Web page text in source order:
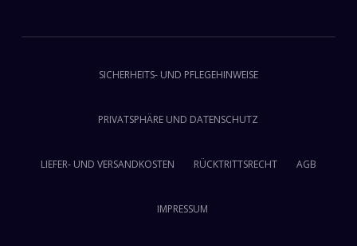
SICHERHEITS- UND PFLEGEHINWEISE
PRIVATSPHÄRE UND DATENSCHUTZ
LIEFER- UND VERSANDKOSTEN RÜCKTRITTSRECHT AGB
IMPRESSUM